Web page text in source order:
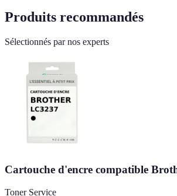
Produits recommandés
Sélectionnés par nos experts
Cartouche d'encre compatible
Toner Service